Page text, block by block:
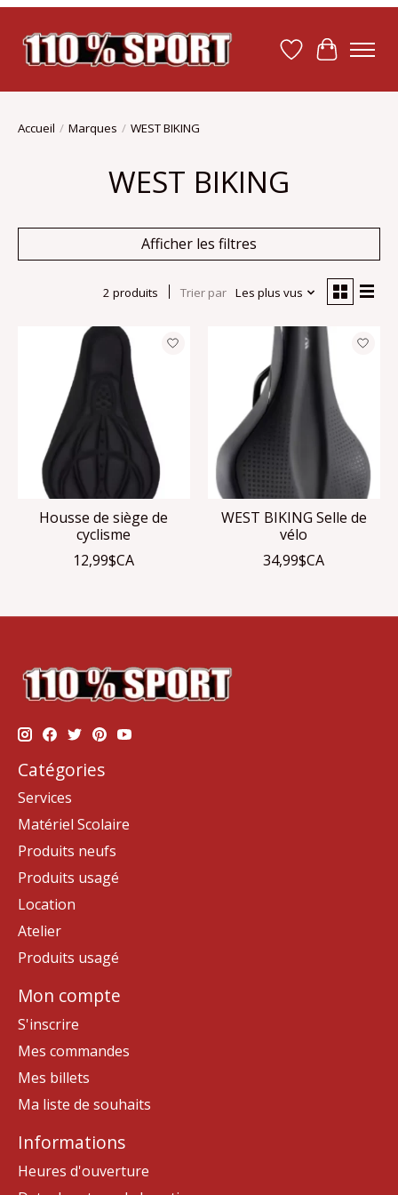
Liste dePanier
Accueil / Marques / WEST BIKING
WEST BIKING
Afficher les filtres
2 produits Trier par Les plus vus
Housse de siège de
cyclisme
12,99$CA
WEST BIKING Selle de
vélo
34,99$CA
Catégories
Services
Matériel Scolaire
Produits neufs
Produits usagé
Location
Atelier
Produits usagé
Mon compte
S'inscrire
Mes commandes
Mes billets
Ma liste de souhaits
Informations
Heures d'ouverture